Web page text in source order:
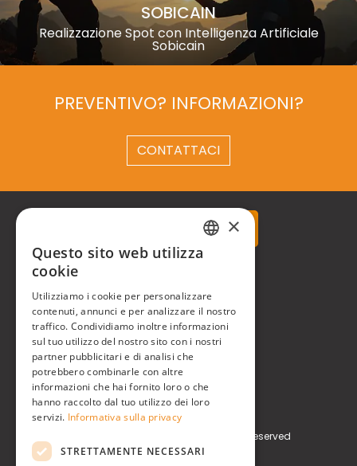
SOBICAIN
Realizzazione Spot con Intelligenza Artificiale
Sobicain
PREVENTIVO? INFORMAZIONI?
CONTATTACI
P.zzale Arduino, 11 - Milano (MI)
Phone+39 0248519908
E-mail info@realtimegroup.it
P. IVA / C.F. 02794870960
Copyright © Real Time® S.r.l. All rights reserved
Privacy Policy
Cookie Policy
×
Questo sito web utilizza
cookie
Utilizziamo i cookie per personalizzare
contenuti, annunci e per analizzare il nostro
traffico. Condividiamo inoltre informazioni
sul tuo utilizzo del nostro sito con i nostri
partner pubblicitari e di analisi che
potrebbero combinarle con altre
informazioni che hai fornito loro o che
hanno raccolto dal tuo utilizzo dei loro
servizi. Informativa sulla privacy
STRETTAMENTE NECESSARI